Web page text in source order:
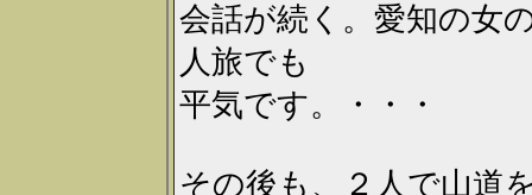
会話が続く。愛知の女
人旅でも
平気です。・・・
その後も、２人で山道